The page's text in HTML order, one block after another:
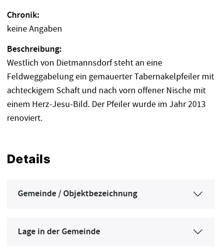
Chronik:
keine Angaben
Beschreibung:
Westlich von Dietmannsdorf steht an eine
Feldweggabelung ein gemauerter Tabernakelpfeiler mit
achteckigem Schaft und nach vorn offener Nische mit
einem Herz-Jesu-Bild. Der Pfeiler wurde im Jahr 2013
renoviert.
Details
Gemeinde / Objektbezeichnung
Lage in der Gemeinde